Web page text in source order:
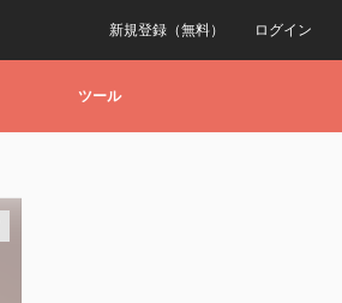
ログイン
新規登録（無料）
ツール